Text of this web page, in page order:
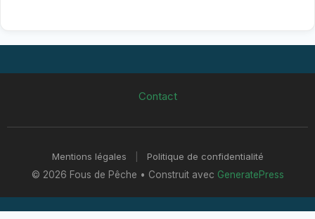
Contact
Mentions légales
Politique de confidentialité
© 2026 Fous de Pêche • Construit avec GeneratePress